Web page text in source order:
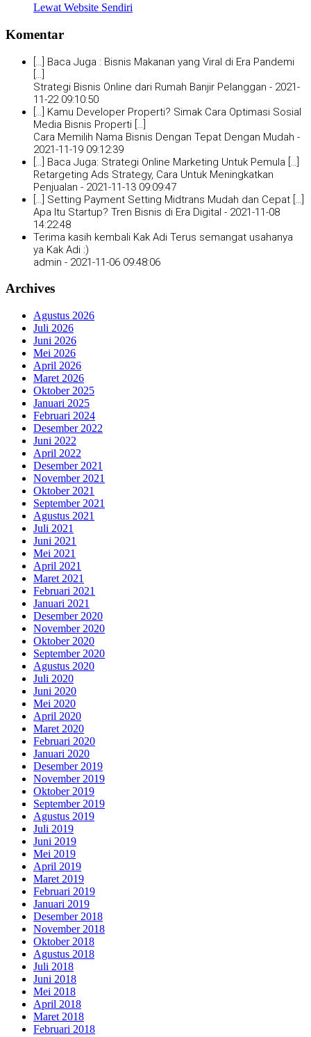
Lewat Website Sendiri
Komentar
[…] Baca Juga : Bisnis Makanan yang Viral di Era Pandemi
[…]
Strategi Bisnis Online dari Rumah Banjir Pelanggan - 2021-
11-22 09:10:50
[…] Kamu Developer Properti? Simak Cara Optimasi Sosial
Media Bisnis Properti […]
Cara Memilih Nama Bisnis Dengan Tepat Dengan Mudah -
2021-11-19 09:12:39
[…] Baca Juga: Strategi Online Marketing Untuk Pemula […]
Retargeting Ads Strategy, Cara Untuk Meningkatkan
Penjualan - 2021-11-13 09:09:47
[…] Setting Payment Setting Midtrans Mudah dan Cepat […]
Apa Itu Startup? Tren Bisnis di Era Digital - 2021-11-08
14:22:48
Terima kasih kembali Kak Adi Terus semangat usahanya
ya Kak Adi :)
admin - 2021-11-06 09:48:06
Archives
Agustus 2026
Juli 2026
Juni 2026
Mei 2026
April 2026
Maret 2026
Oktober 2025
Januari 2025
Februari 2024
Desember 2022
Juni 2022
April 2022
Desember 2021
November 2021
Oktober 2021
September 2021
Agustus 2021
Juli 2021
Juni 2021
Mei 2021
April 2021
Maret 2021
Februari 2021
Januari 2021
Desember 2020
November 2020
Oktober 2020
September 2020
Agustus 2020
Juli 2020
Juni 2020
Mei 2020
April 2020
Maret 2020
Februari 2020
Januari 2020
Desember 2019
November 2019
Oktober 2019
September 2019
Agustus 2019
Juli 2019
Juni 2019
Mei 2019
April 2019
Maret 2019
Februari 2019
Januari 2019
Desember 2018
November 2018
Oktober 2018
Agustus 2018
Juli 2018
Juni 2018
Mei 2018
April 2018
Maret 2018
Februari 2018